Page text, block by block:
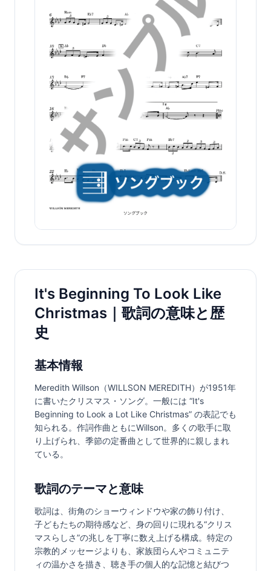
It's Beginning To Look Like
Christmas｜歌詞の意味と歴
史
基本情報
Meredith Willson（WILLSON MEREDITH）が1951年
に書いたクリスマス・ソング。一般には “It's
Beginning to Look a Lot Like Christmas” の表記でも
知られる。作詞作曲ともにWillson。多くの歌手に取
り上げられ、季節の定番曲として世界的に親しまれ
ている。
歌詞のテーマと意味
歌詞は、街角のショーウィンドウや家の飾り付け、
子どもたちの期待感など、身の回りに現れる“クリス
マスらしさ”の兆しを丁寧に数え上げる構成。特定の
宗教的メッセージよりも、家族団らんやコミュニテ
ィの温かさを描き、聴き手の個人的な記憶と結びつ